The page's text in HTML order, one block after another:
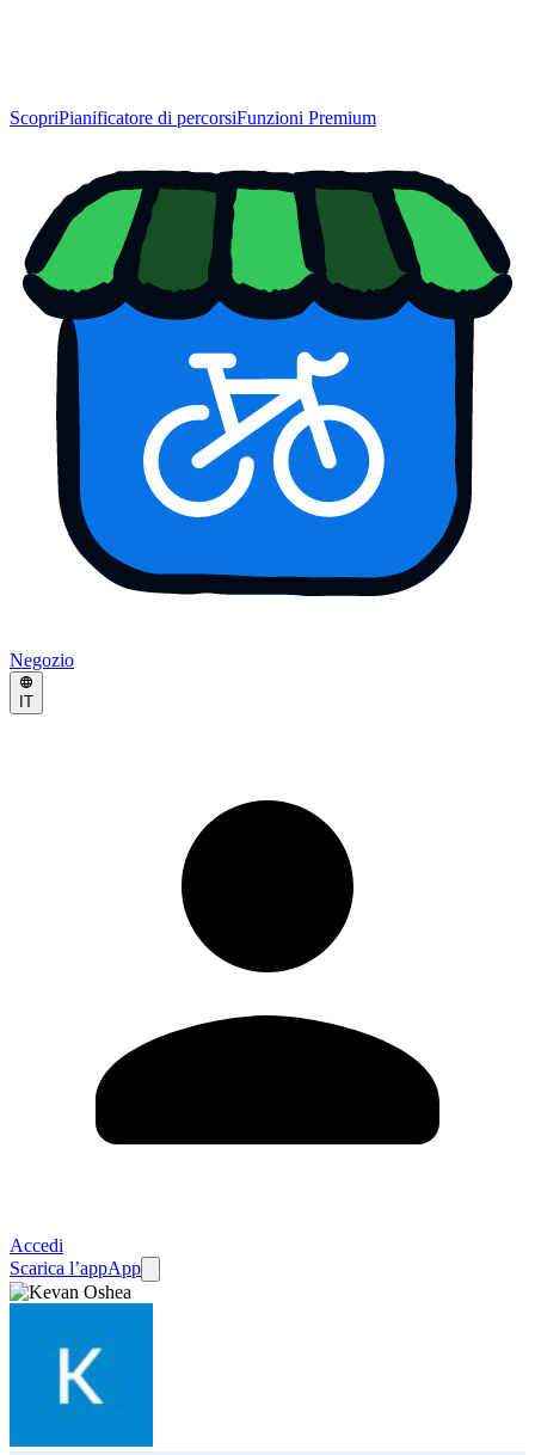
ScopriPianificatore di percorsiFunzioni Premium
Negozio
IT
Accedi
Scarica l’appApp